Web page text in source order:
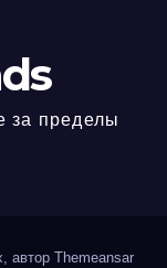
за пределы
автор Themeansar